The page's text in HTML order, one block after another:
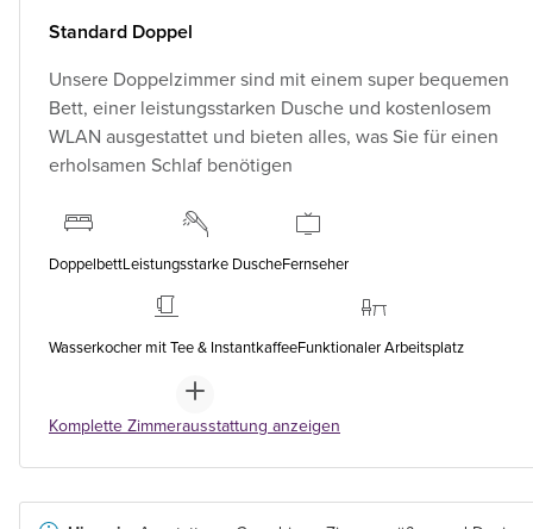
Standard Doppel
Unsere Doppelzimmer sind mit einem super bequemen
Bett, einer leistungsstarken Dusche und kostenlosem
WLAN ausgestattet und bieten alles, was Sie für einen
erholsamen Schlaf benötigen
DoppelbettLeistungsstarke DuscheFernseher
Wasserkocher mit Tee & InstantkaffeeFunktionaler Arbeitsplatz
Komplette Zimmerausstattung anzeigen